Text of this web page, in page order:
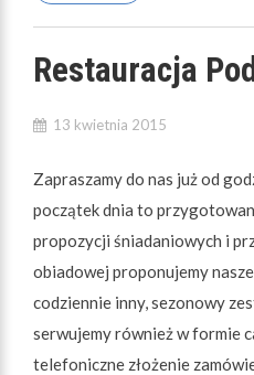
Restauracja
13 kwietnia 2015
Zapraszamy do nas już od
początek dnia to
propozycji śniadaniowych i
obiadowej proponujemy
codziennie inny, sezonowy
serwujemy również w formie
telefoniczne złożenie